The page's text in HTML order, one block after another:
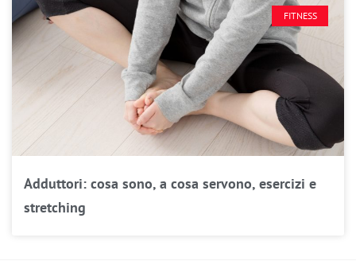
FITNESS
Adduttori: cosa sono, a cosa servono, esercizi e
stretching